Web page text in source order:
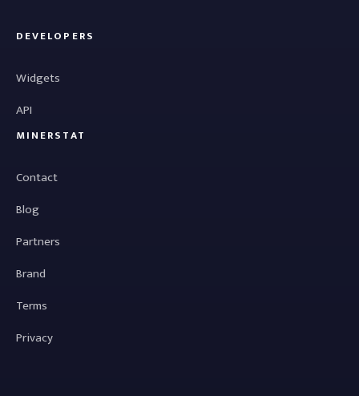
DEVELOPERS
Widgets
API
MINERSTAT
Contact
Blog
Partners
Brand
Terms
Privacy